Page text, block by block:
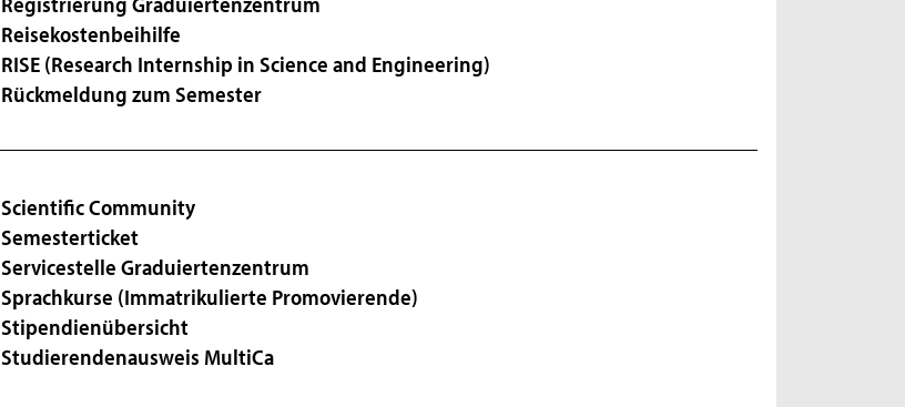
Reisekostenbeihilfe
RISE (Research Internship in Science and Engineering)
Rückmeldung zum Semester
Scientific Community
Semesterticket
Servicestelle Graduiertenzentrum
Sprachkurse (Immatrikulierte Promovierende)
Stipendienübersicht
Studierendenausweis MultiCa